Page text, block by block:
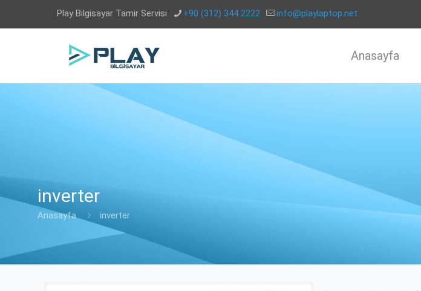
Play Bilgisayar Tamir Servisi +90 (312) 344 2222 info@playlaptop.net
Anasayfa
inverter
Anasayfa inverter